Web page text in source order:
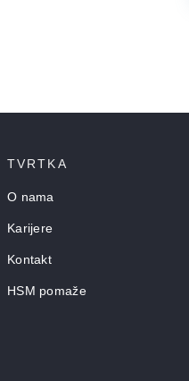
TVRTKA
O nama
Karijere
Kontakt
HSM pomaže